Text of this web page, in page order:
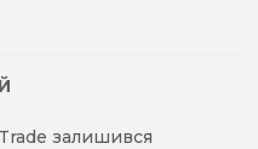
залишився